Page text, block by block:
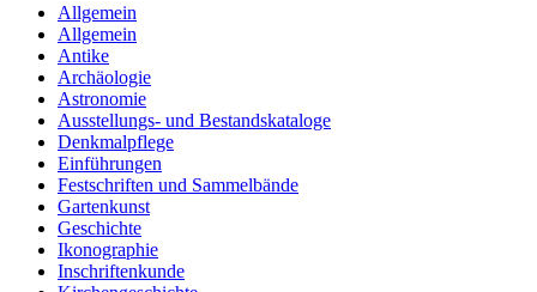
Allgemein
Allgemein
Antike
Archäologie
Astronomie
Ausstellungs- und Bestandskataloge
Denkmalpflege
Einführungen
Festschriften und Sammelbände
Gartenkunst
Geschichte
Ikonographie
Inschriftenkunde